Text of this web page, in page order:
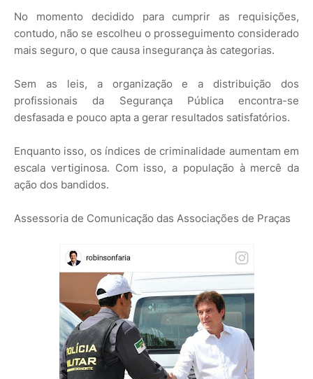
No momento decidido para cumprir as requisições,
contudo, não se escolheu o prosseguimento considerado
mais seguro, o que causa insegurança às categorias.
Sem as leis, a organização e a distribuição dos
profissionais da Segurança Pública encontra-se
desfasada e pouco apta a gerar resultados satisfatórios.
Enquanto isso, os índices de criminalidade aumentam em
escala vertiginosa. Com isso, a população à mercê da
ação dos bandidos.
Assessoria de Comunicação das Associações de Praças